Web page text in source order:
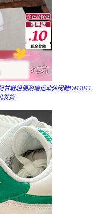
甘鞋轻便耐磨运动休闲鞋DM4044-
发货